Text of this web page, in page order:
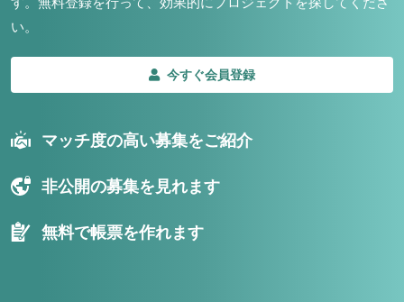
い。
今すぐ会員登録
マッチ度の高い募集をご紹介
非公開の募集を見れます
無料で帳票を作れます